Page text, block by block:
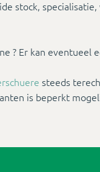
stock,
? Er kan
steeds
is beperkt